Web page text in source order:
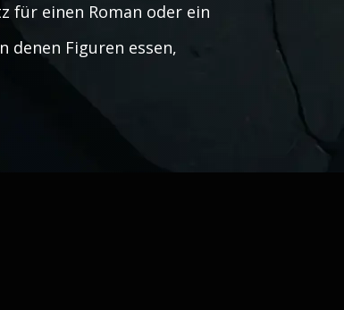
für einen Roman oder ein
Figuren essen,